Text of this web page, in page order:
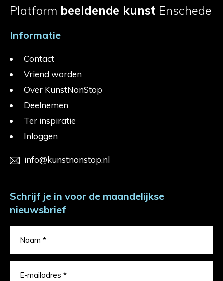
Platform beeldende kunst Enschede
Informatie
Contact
Vriend worden
Over KunstNonStop
Deelnemen
Ter inspiratie
Inloggen
info@kunstnonstop.nl
Schrijf je in voor de maandelijkse
nieuwsbrief